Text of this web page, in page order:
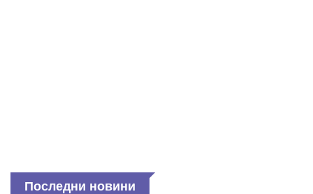
Последни новини